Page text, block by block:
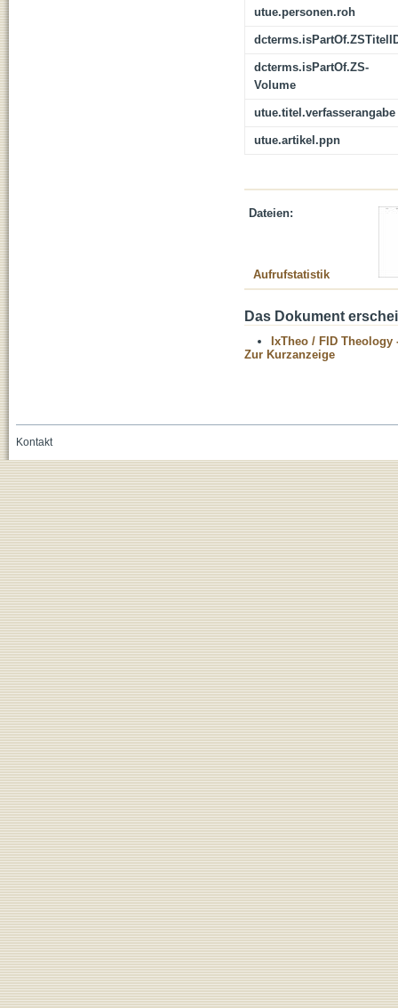
utue.personen.roh
dcterms.isPartOf.ZS-
Volume
utue.titel.verfasserangabe
utue.artikel.ppn
Dateien:
Aufrufstatistik
Das Dokument
IxTheo / FID Theology
Zur Kurzanzeige
Kontakt